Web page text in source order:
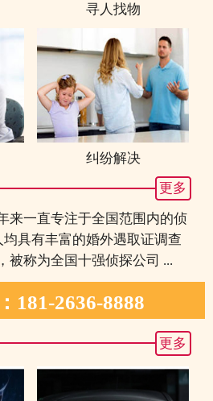
寻人找物
纠纷解决
更多
来一直专注于全国范围内的侦
具有丰富的婚外遇取证调查
被称为全国十强侦探公司 ...
181-2636-8888
更多